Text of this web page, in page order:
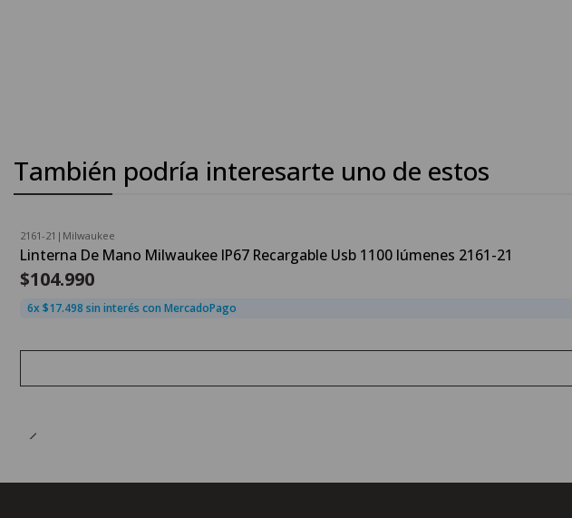
También podría interesarte uno de estos
Agotado
2161-21 | Milwaukee
Linterna De Mano Milwaukee IP67 Recargable Usb 1100 lúmenes 2161-21
$104.990
6x $17.498 sin interés con MercadoPago